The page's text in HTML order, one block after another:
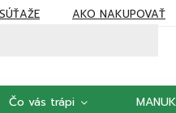
SÚŤAŽE AKO NAKUPOVAŤ
Čo vás trápi